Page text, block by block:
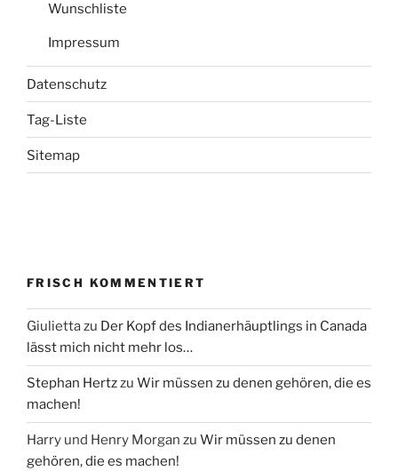
Wunschliste
Impressum
Datenschutz
Tag-Liste
Sitemap
FRISCH KOMMENTIERT
Giuliettazu Der Kopf des Indianerhäuptlings in Canada
lässt mich nicht mehr los…
Stephan Hertzzu Wir müssen zu denen gehören, die es
machen!
Harry und Henry Morgan zu Wir müssen zu denen
gehören, die es machen!